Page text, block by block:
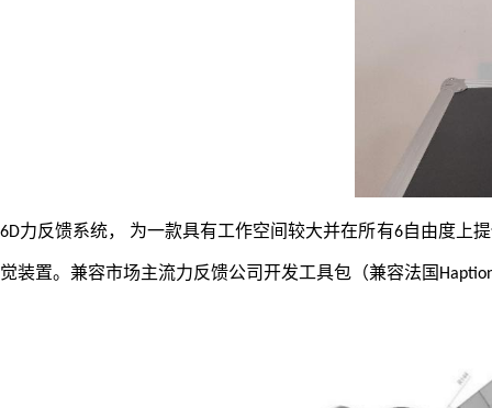
6D力反馈系统， 为一款具有工作空间较大并在所有6自由度上
觉装置。兼容市场主流力反馈公司开发工具包（兼容法国